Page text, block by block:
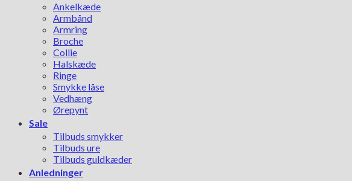
Ankelkæde
Armbånd
Armring
Broche
Collie
Halskæde
Ringe
Smykke låse
Vedhæng
Ørepynt
Sale
Tilbuds smykker
Tilbuds ure
Tilbuds guldkæder
Anledninger